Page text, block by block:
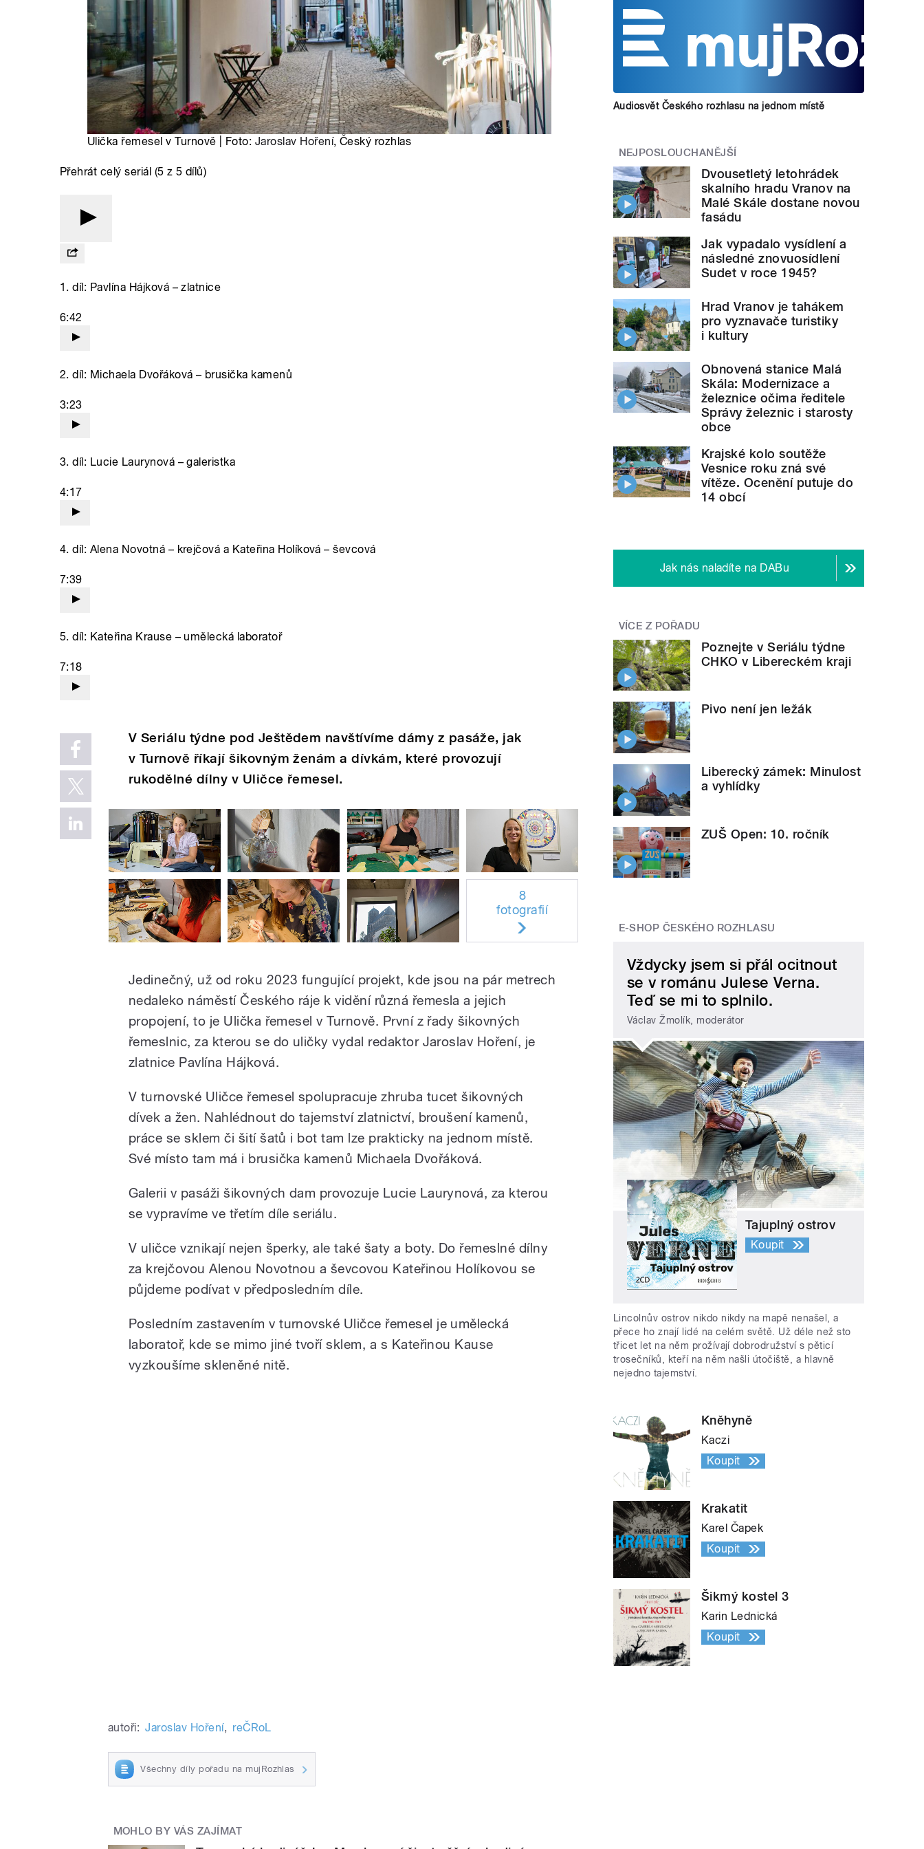
Ulička řemesel v Turnově | Foto: Jaroslav Hoření, Český rozhlas
Přehrát celý seriál (5 z 5 dílů)
1. díl: Pavlína Hájková – zlatnice
6:42
2. díl: Michaela Dvořáková – brusička kamenů
3:23
3. díl: Lucie Laurynová – galeristka
4:17
4. díl: Alena Novotná – krejčová a Kateřina Holíková – ševcová
7:39
5. díl: Kateřina Krause – umělecká laboratoř
7:18
V Seriálu týdne pod Ještědem navštívíme dámy z pasáže, jak
v Turnově říkají šikovným ženám a dívkám, které provozují
rukodělné dílny v Uličce řemesel.
8
fotografií
Jedinečný, už od roku 2023 fungující projekt, kde jsou na pár metrech
nedaleko náměstí Českého ráje k vidění různá řemesla a jejich
propojení, to je Ulička řemesel v Turnově. První z řady šikovných
řemeslnic, za kterou se do uličky vydal redaktor Jaroslav Hoření, je
zlatnice Pavlína Hájková.
V turnovské Uličce řemesel spolupracuje zhruba tucet šikovných
dívek a žen. Nahlédnout do tajemství zlatnictví, broušení kamenů,
práce se sklem či šití šatů i bot tam lze prakticky na jednom místě.
Své místo tam má i brusička kamenů Michaela Dvořáková.
Galerii v pasáži šikovných dam provozuje Lucie Laurynová, za kterou
se vypravíme ve třetím díle seriálu.
V uličce vznikají nejen šperky, ale také šaty a boty. Do řemeslné dílny
za krejčovou Alenou Novotnou a ševcovou Kateřinou Holíkovou se
půjdeme podívat v předposledním díle.
Posledním zastavením v turnovské Uličce řemesel je umělecká
laboratoř, kde se mimo jiné tvoří sklem, a s Kateřinou Kause
vyzkoušíme skleněné nitě.
autoři: Jaroslav Hoření, reČRoL
Všechny díly pořadu na mujRozhlas
MOHLO BY VÁS ZAJÍMAT
Audiosvět Českého rozhlasu na jednom místě
NEJPOSLOUCHANĚJŠÍ
Dvousetletý letohrádek
skalního hradu Vranov na
Malé Skále dostane novou
fasádu
Jak vypadalo vysídlení a
následné znovuosídlení
Sudet v roce 1945?
Hrad Vranov je tahákem
pro vyznavače turistiky
i kultury
Obnovená stanice Malá
Skála: Modernizace a
železnice očima ředitele
Správy železnic i starosty
obce
Krajské kolo soutěže
Vesnice roku zná své
vítěze. Ocenění putuje do
14 obcí
Jak nás naladíte na DABu
VÍCE Z POŘADU
Poznejte v Seriálu týdne
CHKO v Libereckém kraji
Pivo není jen ležák
Liberecký zámek: Minulost
a vyhlídky
ZUŠ Open: 10. ročník
E-SHOP ČESKÉHO ROZHLASU
Vždycky jsem si přál ocitnout
se v románu Julese Verna.
Teď se mi to splnilo.
Václav Žmolík, moderátor
Tajuplný ostrov
Koupit
Lincolnův ostrov nikdo nikdy na mapě nenašel, a
přece ho znají lidé na celém světě. Už déle než sto
třicet let na něm prožívají dobrodružství s pěticí
trosečníků, kteří na něm našli útočiště, a hlavně
nejedno tajemství.
Kněhyně
Kaczi
Koupit
Krakatit
Karel Čapek
Koupit
Šikmý kostel 3
Karin Lednická
Koupit